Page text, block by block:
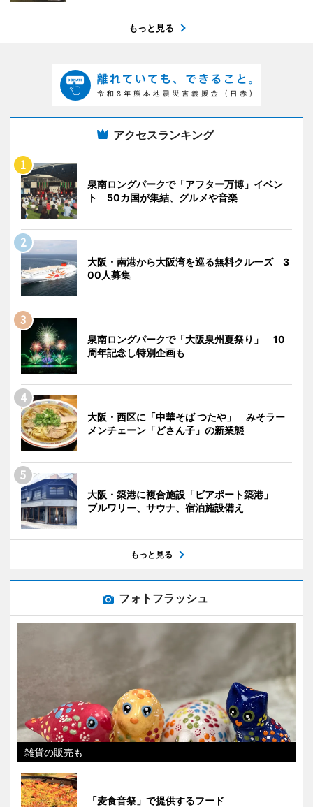
もっと見る
アクセスランキング
泉南ロングパークで「アフター万博」イベン
ト 50カ国が集結、グルメや音楽
大阪・南港から大阪湾を巡る無料クルーズ 3
00人募集
泉南ロングパークで「大阪泉州夏祭り」 10
周年記念し特別企画も
大阪・西区に「中華そば つたや」 みそラー
メンチェーン「どさん子」の新業態
大阪・築港に複合施設「ビアポート築港」
ブルワリー、サウナ、宿泊施設備え
もっと見る
フォトフラッシュ
雑貨の販売も
「麦食音祭」で提供するフード